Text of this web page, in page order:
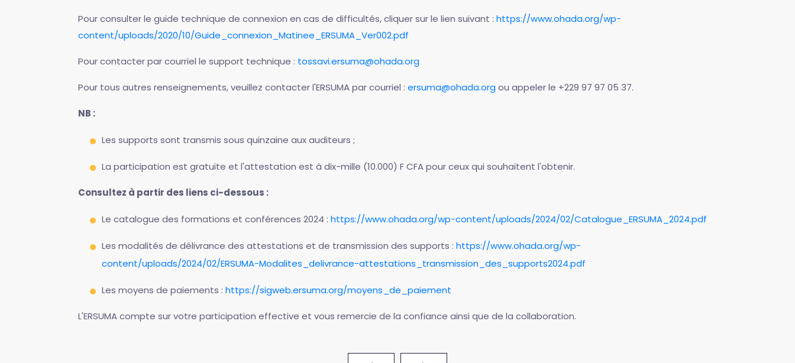
Pour consulter le guide technique de connexion en cas de difficultés, cliquer sur le lien suivant : https://www.ohada.org/wp-
content/uploads/2020/10/Guide_connexion_Matinee_ERSUMA_Ver002.pdf
Pour contacter par courriel le support technique : tossavi.ersuma@ohada.org
Pour tous autres renseignements, veuillez contacter l'ERSUMA par courriel : ersuma@ohada.orgou appeler le +229 97 97 05 37.
NB :
Les supports sont transmis sous quinzaine aux auditeurs ;
La participation est gratuite et l'attestation est à dix-mille (10.000) F CFA pour ceux qui souhaitent l'obtenir.
Consultez à partir des liens ci-dessous :
Le catalogue des formations et conférences 2024 : https://www.ohada.org/wp-content/uploads/2024/02/Catalogue_ERSUMA_2024.pdf
Les modalités de délivrance des attestations et de transmission des supports : https://www.ohada.org/wp-
content/uploads/2024/02/ERSUMA-Modalites_delivrance-attestations_transmission_des_supports2024.pdf
Les moyens de paiements : https://sigweb.ersuma.org/moyens_de_paiement
L'ERSUMA compte sur votre participation effective et vous remercie de la confiance ainsi que de la collaboration.